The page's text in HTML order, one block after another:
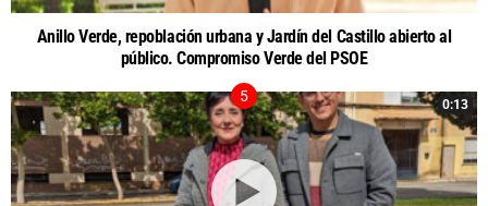
Anillo Verde, repoblación urbana y Jardín del Castillo abierto al
público. Compromiso Verde del PSOE
0:13